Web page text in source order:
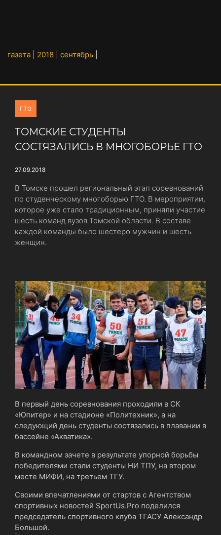
газета 2018 сентябрь
гто
ТОМСКИЕ СТУДЕНТЫ
СОСТЯЗАЛИСЬ В МНОГОБОРЬЕ ГТО
27.09.2018
В Томске прошел региональный этап соревнований
по студенческому многоборью ГТО. В мероприятии,
которое уже стало традиционным, приняли участие
шесть команд вузов Томской области. В составе
каждой команды было шестеро мужчин и шесть
женщин.
В первый день соревнования проходили в СК
«Юпитер» и на стадионе «Политехник», а на
следующий день студенты состязались в плавании в
бассейне «Акватика».
В командном зачете в результате упорной борьбы
победителями стали студенты НИ ТПУ, на втором
месте МИФИ, на третьем ТГУ.
Своими впечатлениями от стартов с Агентством
спортивных новостей SportUs.Pro поделился
председатель спортивного клуба ТГАСУ Александр
Большой.